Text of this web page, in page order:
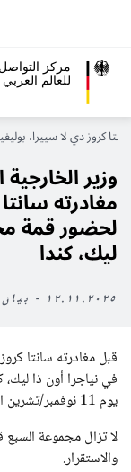
مركز التواصل
للعالم العربي
كروز دي لا سييرا،
وزير
مغادرته
لحضور قمة
ليك، كندا
١٢.١١.٢٠٢٥ - بيان صحفي
قبل مغادرته سانتا
في نياجرا أون ذا ليك،
يوم 11 نوفمبر/تشرين الثاني 2025، بقوله:
لا تزال مجموعة السبع
والاستقرار.